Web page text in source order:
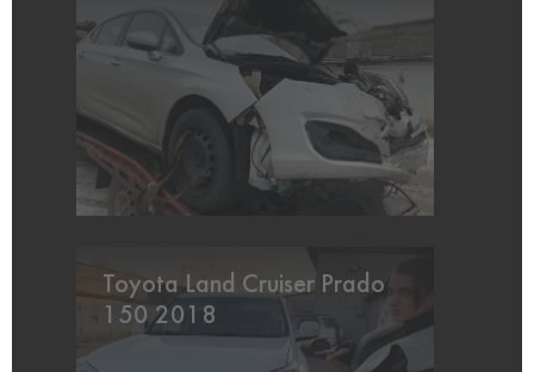
Toyota Land Cruiser Prado
150 2018